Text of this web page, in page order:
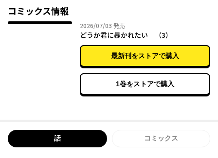
コミックス情報
2026/07/03 2026年07月03日
発売
どうか君に暴かれたい （3）
最新刊をストアで購入
1巻をストアで購入
話 コミックス